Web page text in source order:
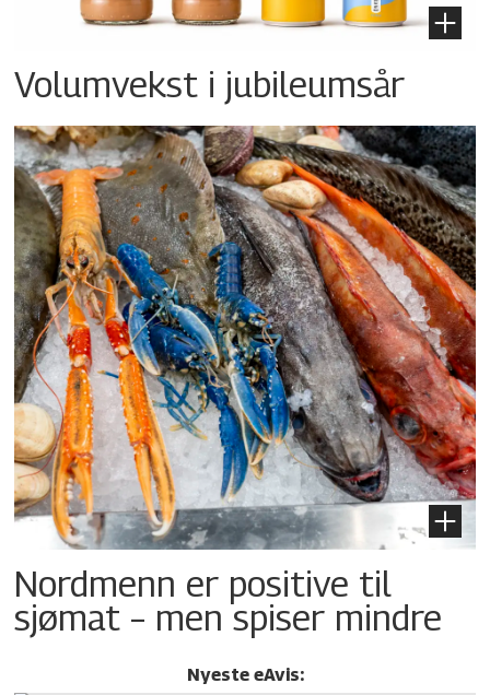
Volumvekst i jubileumsår
Nordmenn er positive til
sjømat – men spiser mindre
Nyeste eAvis: